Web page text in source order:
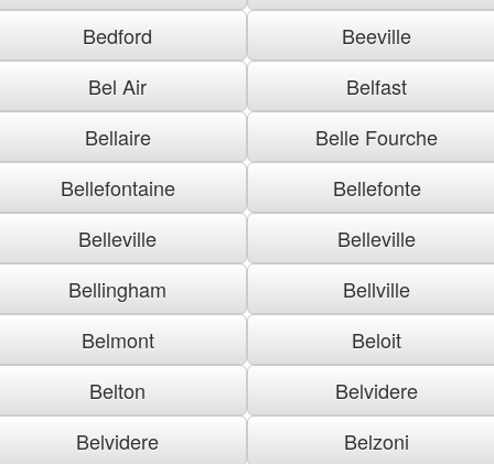
Bedford
Beeville
Bel Air
Belfast
Bellaire
Belle Fourche
Bellefontaine
Bellefonte
Belleville
Belleville
Bellingham
Bellville
Belmont
Beloit
Belton
Belvidere
Belvidere
Belzoni